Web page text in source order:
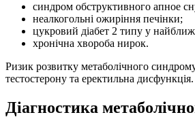
синдром обструктивного апное
неалкогольні ожиріння печінки;
цукровий діабет 2 типу у
хронічна хвороба нирок.
Ризик розвитку метаболічного
тестостерону та еректильна дисфункція.
Діагностика